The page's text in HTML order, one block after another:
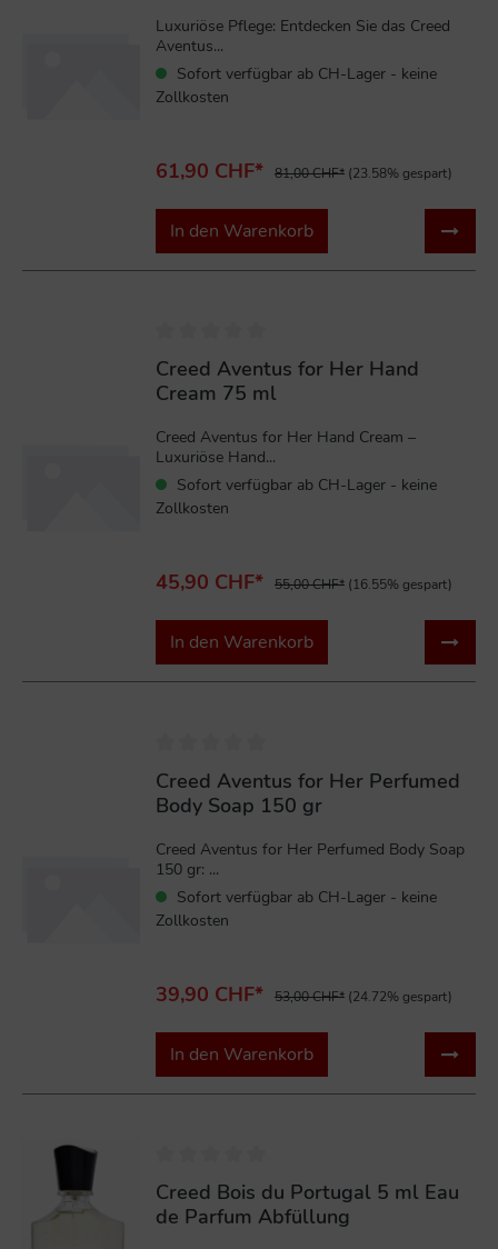
Luxuriöse Pflege: Entdecken Sie das Creed
Aventus...
Sofort verfügbar ab CH-Lager - keine
Zollkosten
61,90 CHF* 81,00 CHF* (23.58% gespart)
In den Warenkorb
Creed Aventus for Her Hand
Cream 75 ml
Creed Aventus for Her Hand Cream –
Luxuriöse Hand...
Sofort verfügbar ab CH-Lager - keine
Zollkosten
45,90 CHF* 55,00 CHF* (16.55% gespart)
In den Warenkorb
Creed Aventus for Her Perfumed
Body Soap 150 gr
Creed Aventus for Her Perfumed Body Soap
150 gr: ...
Sofort verfügbar ab CH-Lager - keine
Zollkosten
39,90 CHF* 53,00 CHF* (24.72% gespart)
In den Warenkorb
Creed Bois du Portugal 5 ml Eau
de Parfum Abfüllung